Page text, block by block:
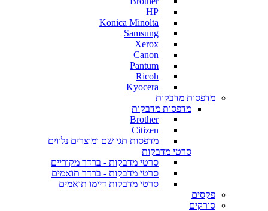
HP
Konica Minolta
Samsung
Xerox
Canon
Pantum
Ricoh
Kyocera
מדפסות מדבקות
מדפסות מדבקות
Brother
Citizen
מדפסות תגי שם ומוצרים נלווים
סרטי מדבקות
סרטי מדבקות - ברדר מקוריים
סרטי מדבקות - ברדר תואמים
סרטי מדבקות דיימו תואמים
פקסים
סורקים